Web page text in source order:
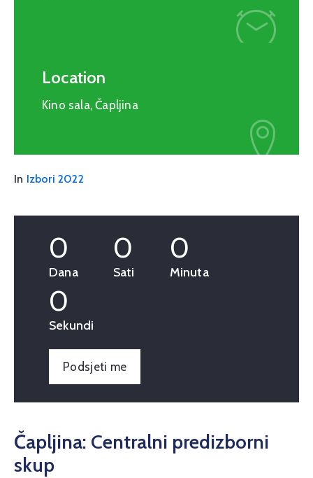
Location
Kino sala, Čapljina
In Izbori 2022
0
Dana
0
Sati
0
Minuta
0
Sekundi
Podsjeti me
Čapljina: Centralni predizborni
skup